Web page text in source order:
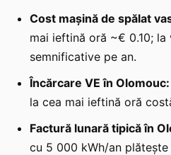
Cost mașină de spălat
mai ieftină oră ~€ 0.10;
semnificative pe an.
Încărcare VE în Olomouc:
la cea mai ieftină oră
Factură lunară tipică în
cu 5 000 kWh/an